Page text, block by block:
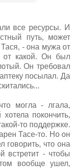
все ресурсы. И
путь, может
- она мужа от
от какой. Он был
Он требовал
посылал. Да
могла - лгала,
покончить,
то поддержке.
Тасе-то. Но он
говорить, что она
встретит - чтобы
вообще ушел,